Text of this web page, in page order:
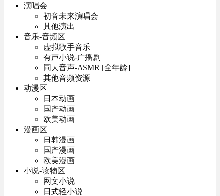
演唱会
初音未来演唱会
其他演出
音乐-音频区
虚拟歌手音乐
有声小说-广播剧
同人音声-ASMR [全年龄]
其他音频资源
动漫区
日本动画
国产动画
欧美动画
漫画区
日韩漫画
国产漫画
欧美漫画
小说-读物区
网文小说
日式轻小说